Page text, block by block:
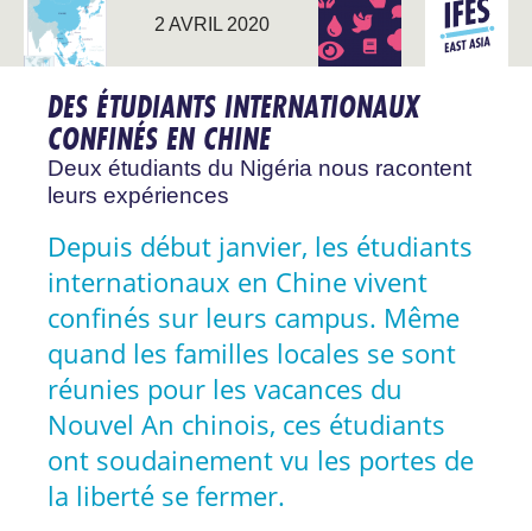
2 AVRIL 2020 CORONAVIRUS
ASIE DE
L’EST
DES ÉTUDIANTS INTERNATIONAUX
CONFINÉS EN CHINE
Deux étudiants du Nigéria nous racontent
leurs expériences
Depuis début janvier, les étudiants
internationaux en Chine vivent
confinés sur leurs campus. Même
quand les familles locales se sont
réunies pour les vacances du
Nouvel An chinois, ces étudiants
ont soudainement vu les portes de
la liberté se fermer.